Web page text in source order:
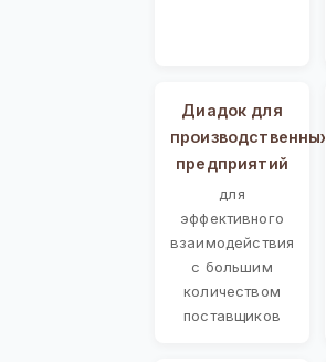
Диадок для
производственных
предприятий
для
эффективного
взаимодействия
с большим
количеством
поставщиков